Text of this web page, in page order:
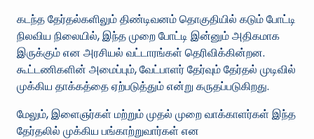
கடந்த தேர்தல்களிலும் திண்டிவனம் தொகுதியில் கடும் போட்டி
நிலவிய நிலையில், இந்த முறை போட்டி இன்னும் அதிகமாக
இருக்கும் என அரசியல் வட்டாரங்கள் தெரிவிக்கின்றன.
கூட்டணிகளின் அமைப்பும், வேட்பாளர் தேர்வும் தேர்தல் முடிவில்
முக்கிய தாக்கத்தை ஏற்படுத்தும் என்று கருதப்படுகிறது.
மேலும், இளைஞர்கள் மற்றும் முதல் முறை வாக்காளர்கள் இந்த
தேர்தலில் முக்கிய பங்காற்றுவார்கள் என